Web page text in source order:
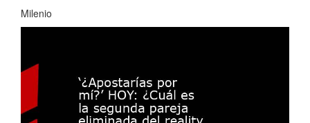
Milenio